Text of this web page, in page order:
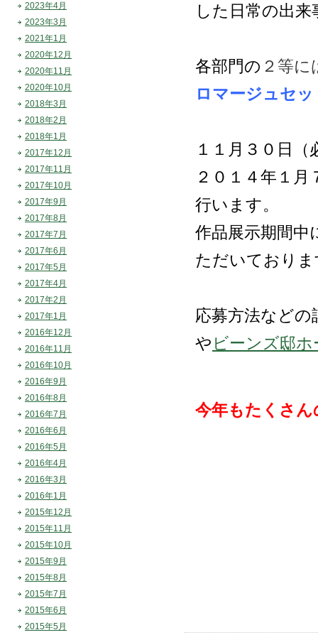
した日常の出来
各部門の ２等に
ロマージュセッ
１１月３０日
２０１４年１
行います。
作品展示期間中
ただいておりま
応募方法など
や ビーンズ邸
今年もたくさ
2023年4月
2023年3月
2021年1月
2020年12月
2020年11月
2020年10月
2018年3月
2018年2月
2018年1月
2017年12月
2017年11月
2017年10月
2017年9月
2017年8月
2017年7月
2017年6月
2017年5月
2017年4月
2017年2月
2017年1月
2016年12月
2016年11月
2016年10月
2016年9月
2016年8月
2016年7月
2016年6月
2016年5月
2016年4月
2016年3月
2016年1月
2015年12月
2015年11月
2015年10月
2015年9月
2015年8月
2015年7月
2015年6月
2015年5月